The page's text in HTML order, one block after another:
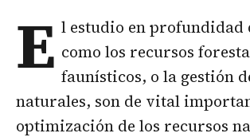
E l estudio en profundidad
como los recursos
faunísticos, o la gestión
naturales, son de vital
optimización de los recursos